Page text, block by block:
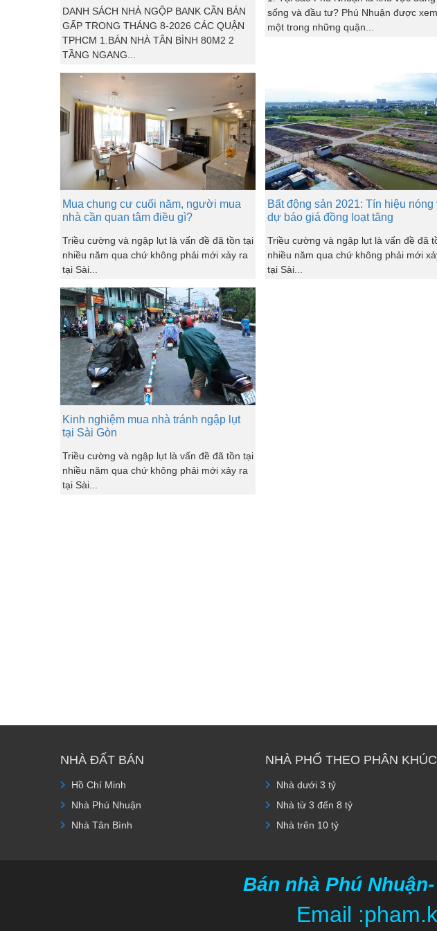
DANH SÁCH NHÀ NGỘP BANK CẦN BÁN
GẤP TRONG THÁNG 8-2026 CÁC QUẬN
TPHCM 1.BÁN NHÀ TÂN BÌNH 80M2 2
TẦNG NGANG...
sống và đầu tư? Phú Nhuận được
một trong những quận...
Mua chung cư cuối năm, người mua
nhà cần quan tâm điều gì?
Triều cường và ngập lụt là vấn đề đã tồn tại
nhiều năm qua chứ không phải mới xảy ra
tại Sài...
Bất động sản 2021: Tín hiệu nóng
dự báo giá đồng loạt tăng
Triều cường và ngập lụt là vấn đề đã
nhiều năm qua chứ không phải mới
tại Sài...
Kinh nghiệm mua nhà tránh ngập lụt
tại Sài Gòn
Triều cường và ngập lụt là vấn đề đã tồn tại
nhiều năm qua chứ không phải mới xảy ra
tại Sài...
NHÀ ĐẤT BÁN
Hồ Chí Minh
Nhà Phú Nhuận
Nhà Tân Bình
NHÀ PHỐ THEO PHÂN KHÚC
Nhà dưới 3 tỷ
Nhà từ 3 đến 8 tỷ
Nhà trên 10 tỷ
Bán nhà Phú
Email